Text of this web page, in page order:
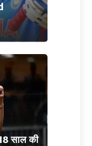
साल की